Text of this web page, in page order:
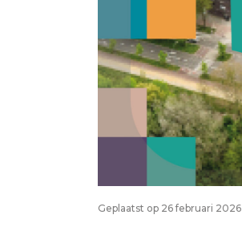
Geplaatst op 26 februari 2026